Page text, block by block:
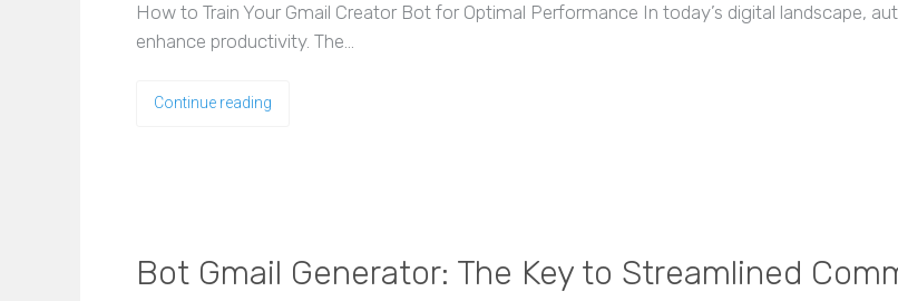
How to Train Your Gmail Creator Bot for Optimal Performance In today’s digital landscape,
enhance productivity. The…
Continue reading
Bot Gmail Generator: The Key to Streamlined